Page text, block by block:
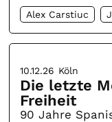
Alex Carstiuc
10.12.26 Köln
Die letzte
Freiheit
90 Jahre